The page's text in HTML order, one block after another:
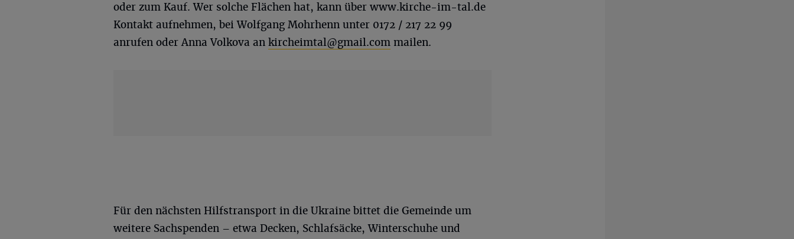
oder zum Kauf. Wer solche Flächen hat, kann über www.kirche-im-tal.de
Kontakt aufnehmen, bei Wolfgang Mohrhenn unter 0172 / 217 22 99
anrufen oder Anna Volkova an kircheimtal@gmail.com mailen.
Für den nächsten Hilfstransport in die Ukraine bittet die Gemeinde um
weitere Sachspenden – etwa Decken, Schlafsäcke, Winterschuhe und